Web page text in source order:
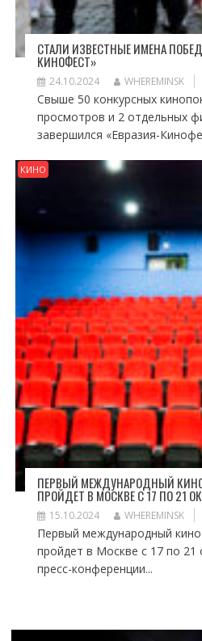
СТАЛИ ИЗВЕСТНЫЕ ИМЕНА
КИНОФЕСТ»
24.10.2024 WHEREMINSK
Свыше 50 конкурсных
просмотров и 2 отдельных
завершился «Евразия-
КИНО
ПЕРВЫЙ МЕЖДУНАРОДНЫЙ
ПРОЙДЕТ В МОСКВЕ С 17 ПО 21
15.10.2024 WHEREMINSK
Первый международный
пройдет в Москве с 17 по
пресс-конференции...